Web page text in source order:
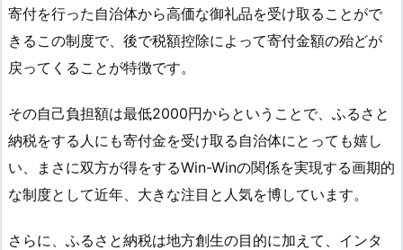
寄付を行った自治体から高価な御礼品を受け取ることがで
きるこの制度で、後で税額控除によって寄付金額の殆どが
戻ってくることが特徴です。
その自己負担額は最低2000円からということで、ふるさと
納税をする人にも寄付金を受け取る自治体にとっても嬉し
い、まさに双方が得をするWin-Winの関係を実現する画期的
な制度として近年、大きな注目と人気を博しています。
さらに、ふるさと納税は地方創生の目的に加えて、インタ